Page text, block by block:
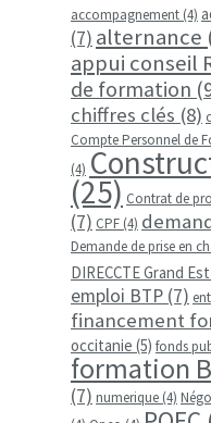
accompagnement (4)
(7) alternance
appui conseil
de formation
chiffres clés (8)
Compte Personnel de
(4)
(25) Contrat de
(7) CPF (4)
Demande de prise en
DIRECCTE Grand Est
emploi BTP (7)
financement
occitanie (5) fonds
formation
(7) numerique (4)